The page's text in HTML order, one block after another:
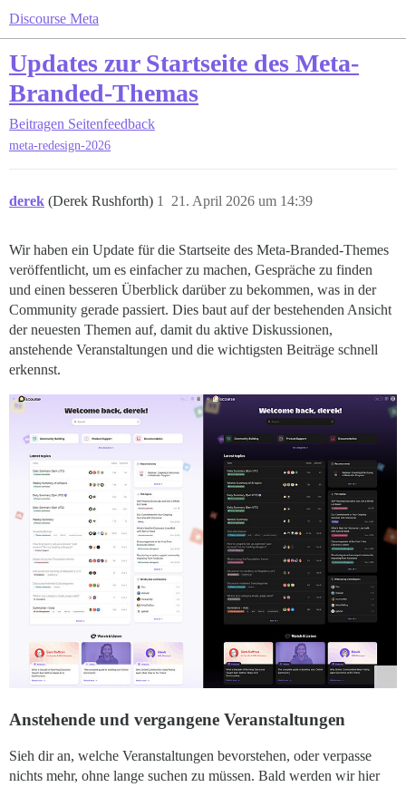
Discourse Meta
Updates zur Startseite des Meta-
Branded-Themas
Beitragen Seitenfeedback
meta-redesign-2026
derek (Derek Rushforth) 21. April 2026 um 14:39
1
Wir haben ein Update für die Startseite des Meta-Branded-Themes
veröffentlicht, um es einfacher zu machen, Gespräche zu finden
und einen besseren Überblick darüber zu bekommen, was in der
Community gerade passiert. Dies baut auf der bestehenden Ansicht
der neuesten Themen auf, damit du aktive Diskussionen,
anstehende Veranstaltungen und die wichtigsten Beiträge schnell
erkennst.
Anstehende und vergangene Veranstaltungen
Sieh dir an, welche Veranstaltungen bevorstehen, oder verpasse
nichts mehr, ohne lange suchen zu müssen. Bald werden wir hier